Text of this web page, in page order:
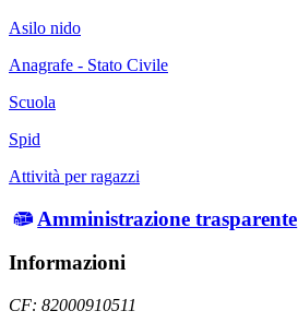
Asilo nido
Anagrafe - Stato Civile
Scuola
Spid
Attività per ragazzi
Amministrazione trasparente
Informazioni
CF: 82000910511